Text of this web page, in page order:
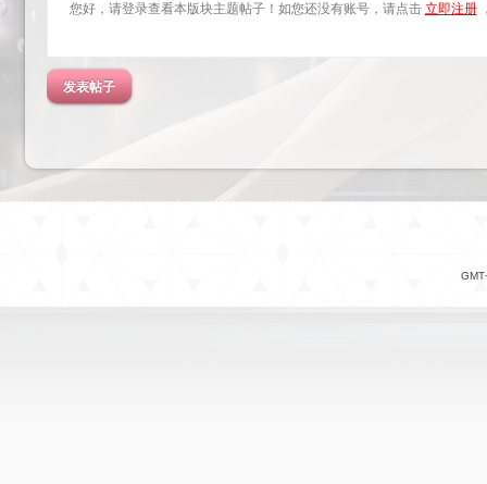
您好，请登录查看本版块主题帖子！如您还没有账号，请点击 立即注册
发表帖子